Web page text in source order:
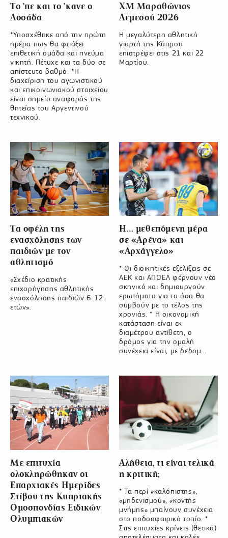
Το ’πε και το ’κανε ο
Λοσάδα
*Υποσχέθηκε από την πρώτη
ημέρα πως θα φτιάξει
επιθετική ομάδα και πνεύμα
νικητή. Πέτυχε και τα δύο σε
απίστευτο βαθμό. *Η
διαχείριση του αγωνιστικού
και επικοινωνιακού στοιχείου
είναι σημείο αναφοράς της
θητείας του Αργεντινού
τεχνικού.
XM Μαραθώνιος
Λεμεσού 2026
Η μεγαλύτερη αθλητική
γιορτή της Κύπρου
επιστρέφει στις 21 και 22
Μαρτίου.
Τα οφέλη της
ενασχόλησης των
παιδιών με τον
αθλητισμό
«Σχέδιο κρατικής
επιχορήγησης αθλητικής
ενασχόλησης παιδιών 6-12
ετών».
Η… μεθεπόμενη μέρα
σε «Αρένα» και
«Αρχάγγελο»
* Οι διοικητικές εξελίξεις σε
ΑΕΚ και ΑΠΟΕΛ φέρνουν νέο
σκηνικό και δημιουργούν
ερωτήματα για τα όσα θα
συμβούν με το τέλος της
χρονιάς. * Η οικονομική
κατάσταση είναι εκ
διαμέτρου αντίθετη, ο
δρόμος για την ομαλή
συνέχεια είναι, με δεδομ…
Με επιτυχία
ολοκληρώθηκαν οι
Επαρχιακές Ημερίδες
Στίβου της Κυπριακής
Ομοσπονδίας Ειδικών
Ολυμπιακών
Αλήθεια, τι είναι τελικά
η κριτική;
* Τα περί «καλόπιστης»,
«μηδενισμού», «κοντής
μνήμης» μπαίνουν συνέχεια
στο ποδοσφαιρικό τοπίο. *
Στις επιτυχίες κρίνεις (θετικά)